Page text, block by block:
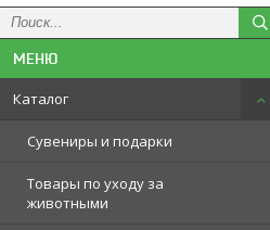
Каталог
Сувениры и подарки
Товары по уходу за
животными